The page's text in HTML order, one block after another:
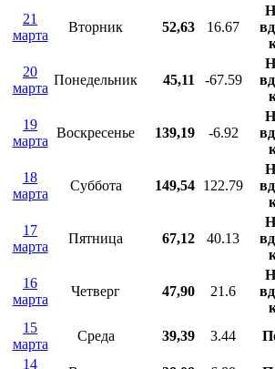
21
марта
Вторник 52,63 16.67
20
марта
Понедельник 45,11 -67.59
19
марта
Воскресенье 139,19 -6.92
18
марта
Суббота 149,54 122.79
17
марта
Пятница 67,12 40.13
16
марта
Четверг 47,90 21.6
15
марта
Среда 39,39 3.44
14